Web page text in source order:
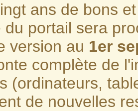
ans de bons
du portail sera
version au 1er
complète de
(ordinateurs,
de nouvelles